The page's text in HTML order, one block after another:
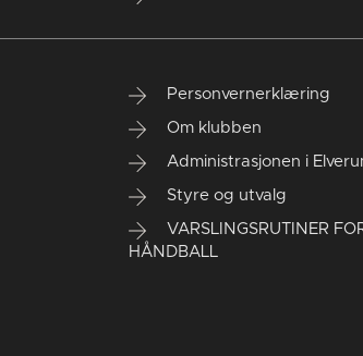
Personvernerklæring
Om klubben
Administrasjonen i
Styre og utvalg
VARSLINGSRUTINER
HÅNDBALL